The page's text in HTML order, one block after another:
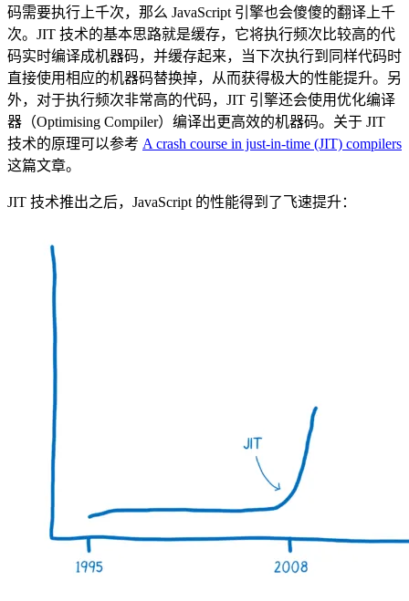
码需要执行上千次，那么 JavaScript 引擎也会傻傻的翻译上千
次。JIT 技术的基本思路就是缓存，它将执行频次比较高的代
码实时编译成机器码，并缓存起来，当下次执行到同样代码时
直接使用相应的机器码替换掉，从而获得极大的性能提升。另
外，对于执行频次非常高的代码，JIT 引擎还会使用优化编译
器（Optimising Compiler）编译出更高效的机器码。关于 JIT
技术的原理可以参考 A crash course in just-in-time (JIT) compilers
这篇文章。
JIT 技术推出之后，JavaScript 的性能得到了飞速提升：